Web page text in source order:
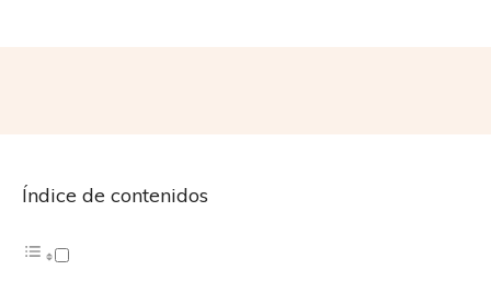
Índice de contenidos